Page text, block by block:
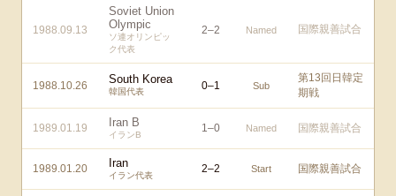
1988.09.13
Soviet Union
Olympic
ソ連オリンピッ
ク代表
2–2 Named 国際親善試合
1988.10.26 South Korea
韓国代表 0–1 Sub
第13回日韓定
期戦
1989.01.19 Iran B
イランB
1–0 Named 国際親善試合
1989.01.20 Iran
イラン代表
2–2 Start 国際親善試合